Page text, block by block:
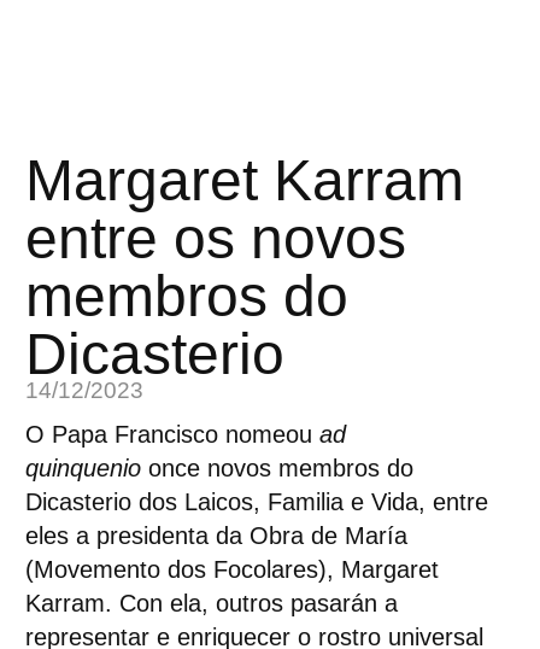
Margaret Karram
entre os novos
membros do
Dicasterio
14/12/2023
O Papa Francisco nomeou ad
quinquenioonce novos membros do
Dicasterio dos Laicos, Familia e Vida, entre
eles a presidenta da Obra de María
(Movemento dos Focolares), Margaret
Karram. Con ela, outros pasarán a
representar e enriquecer o rostro universal